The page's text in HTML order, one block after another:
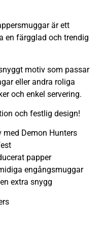
är ett
en färgglad och trendig
motiv som passar
eller andra roliga
och enkel servering.
och festlig design!
med Demon Hunters
papper
engångsmuggar
extra snygg